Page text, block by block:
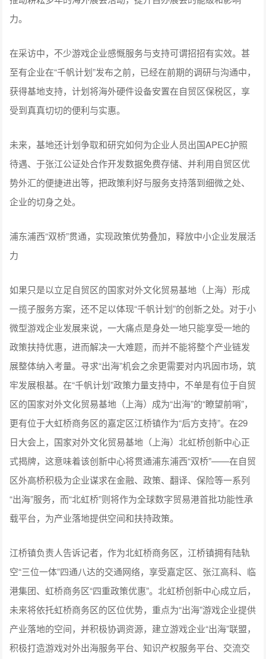
力。
在采访中，不少游戏企业感慨服务与支持可谓招招有实效。甚
至有企业在“千帆计划”发布之前，已经在前期的调研与沟通中，
获得基地支持，计划将海外硬件设备安置在自贸区保税区，享
受到真真切切的便利与实惠。
未来，基地还计划争取和研究如何为企业人员出国APEC护照
待遇、于张江公证处合作开发数据免费存储、并利用自贸区优
势外汇的便捷进出等，把政策利好与服务支持落到细微之处、
企业的切身之处。
浦东浦西“双桥”贯通，实现政策优势叠加，释放中小企业发展活
力
如果只是以立足自贸区的国家对外文化贸易基地（上海）形成
一揽子服务方案，还不足以体现“千帆计划”的创新之处。对于小
微型游戏企业发展来说，一大痛点是身处一地只能享受一地的
政策扶持优惠，进而解决一大难题，而并不能将整个产业链发
展整体纳入考量。寻求“出海”机会之余更需要对内巩固市场，筑
牢发展根基。在“千帆计划”政策力量支持中，不单是有位于自贸
区的国家对外文化贸易基地（上海）成为“出海”的“瞭望前哨”，
更有位于大虹桥商务区的嘉定区江桥镇作为“后方支持”。在29
日大会上，国家对外文化贸易基地（上海）北虹桥创新中心正
式揭牌，这意味着该创新中心将贯通浦东浦西“双桥”——在自贸
区外高桥积极为企业谋求在金融、政策、翻译、保险等一系列
“出海”服务，而“北虹桥”则将作为全球数字贸易港首批功能性承
载平台，为产业落地提供空间和扶持政策。
江桥镇负责人告诉记者，作为北虹桥商务区，江桥镇拥有陆轨
空“三位一体”四通八达的交通网络，享受嘉定区、张江高科、临
港集团、虹桥商务区“四重政策优惠”。北虹桥创新中心成立后，
未来将依托虹桥商务区的区位优势，重点为“出海”游戏企业提供
产业落地的空间，并积极协调资源，建立游戏企业“出海”联盟，
积极打造游戏对外出海服务平台、知识产权服务平台、交流交